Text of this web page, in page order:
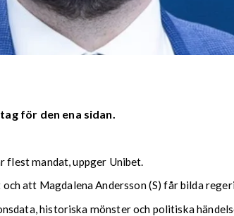
för den ena sidan.
flest mandat, uppger Unibet.
att Magdalena Andersson (S) får bilda
historiska mönster och politiska